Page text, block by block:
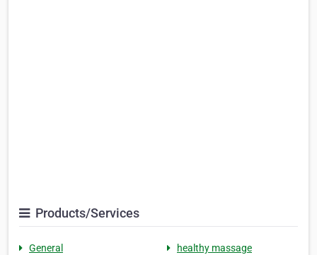
Products/Services
General
healthy massage